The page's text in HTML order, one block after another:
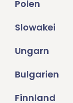
Polen
Slowakei
Ungarn
Bulgarien
Finnland